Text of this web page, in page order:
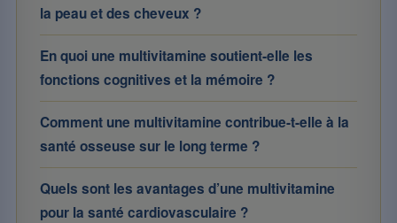
la peau et des cheveux ?
En quoi une multivitamine soutient-elle les
fonctions cognitives et la mémoire ?
Comment une multivitamine contribue-t-elle à la
santé osseuse sur le long terme ?
Quels sont les avantages d’une multivitamine
pour la santé cardiovasculaire ?